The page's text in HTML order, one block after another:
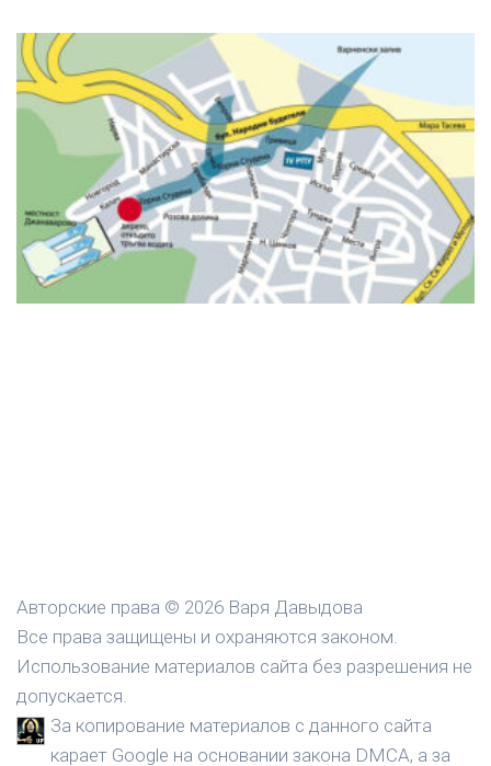
Авторские права © 2026 Варя Давыдова
Все права защищены и охраняются законом.
Использование материалов сайта без разрешения не
допускается.
За копирование материалов с данного сайта
карает Google на основании закона DMCA, а за